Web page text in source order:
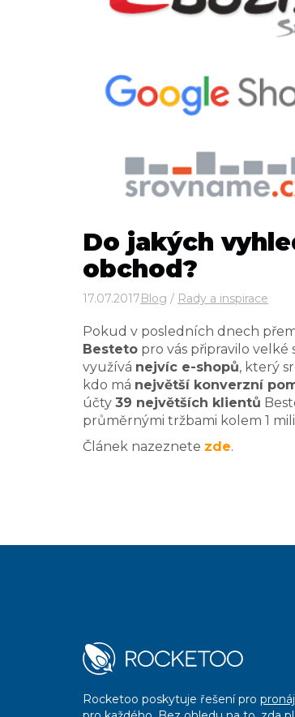
Do jakých
obchod?
17.07.2017Blog / Rady a inspirace
Pokud v posledních dnech
Besteto pro vás připravilo
využívá nejvíc e-shopů, který
kdo má největší konverzní
účty 39 největších klientů
průměrnými tržbami kolem 1
Článek nazeznete zde.
Rocketoo poskytuje řešení pro